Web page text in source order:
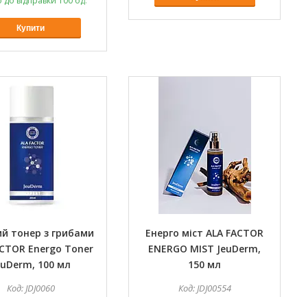
Купити
тонер з грибами
Energo Toner
100 мл
JDJ0060
Енерго міст ALA FACTOR
ENERGO MIST JeuDerm,
150 мл
JDJ00554